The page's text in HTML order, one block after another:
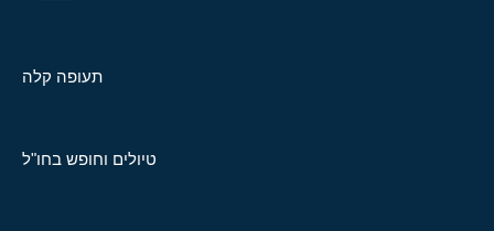
תעופה קלה
טיולים וחופש בחו"ל